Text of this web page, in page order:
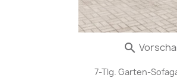
7-Tlg. Garten-
